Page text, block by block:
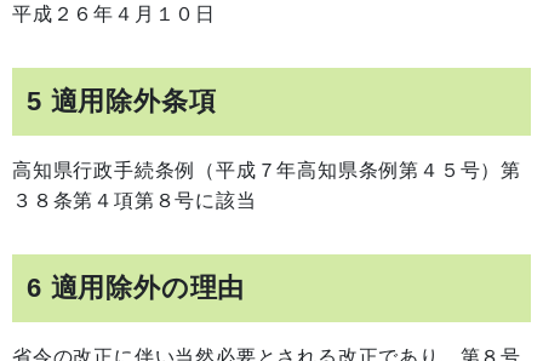
平成２６年４月１０日
5 適用除外条項
高知県行政手続条例（平成７年高知県条例第４５号）第
３８条第４項第８号に該当
6 適用除外の理由
省令の改正に伴い当然必要とされる改正であり、第８号